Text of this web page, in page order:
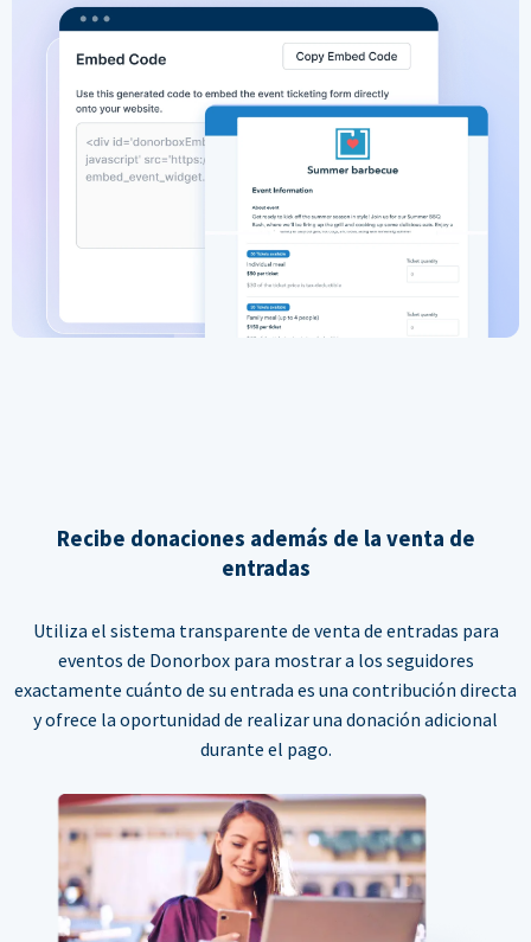
Recibe donaciones además de la venta de
entradas
Utiliza el sistema transparente de venta de entradas para
eventos de Donorbox para mostrar a los seguidores
exactamente cuánto de su entrada es una contribución directa
y ofrece la oportunidad de realizar una donación adicional
durante el pago.